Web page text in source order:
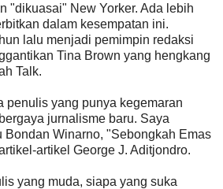
"dikuasai" New Yorker. Ada lebih
dalam kesempatan ini.
lalu menjadi pemimpin redaksi
Tina Brown yang hengkang
Talk.
penulis yang punya kegemaran
jurnalisme baru. Saya
Bondan Winarno, "Sebongkah Emas
artikel George J. Aditjondro.
yang muda, siapa yang suka